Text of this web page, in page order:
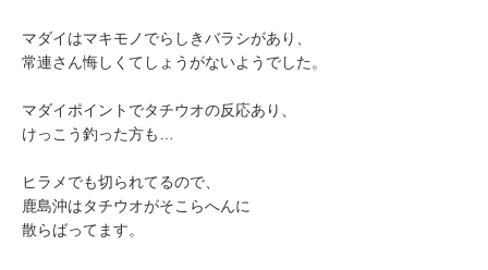
マダイはマキモノでらしきバラシがあり、
常連さん悔しくてしょうがないようでした。
マダイポイントでタチウオの反応あり、
けっこう釣った方も…
ヒラメでも切られてるので、
鹿島沖はタチウオがそこらへんに
散らばってます。